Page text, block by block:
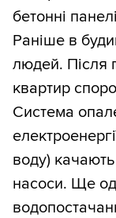
бетонні
Раніше в
людей. Після
квартир
Система
воду)
насоси. Ще